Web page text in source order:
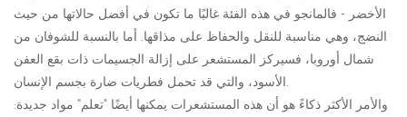
الأخضر - فالمانجو في هذه الفئة غالبًا ما تكون في أفضل حالاتها من حيث
النضج، وهي مناسبة للنقل والحفاظ على مذاقها. أما بالنسبة للشوفان من
شمال أوروبا، فسيركز المستشعر على إزالة الجسيمات ذات بقع العفن
الأسود، والتي قد تحمل فطريات ضارة بجسم الإنسان.
والأمر الأكثر ذكاءً هو أن هذه المستشعرات يمكنها أيضًا "تعلم" مواد جديدة: